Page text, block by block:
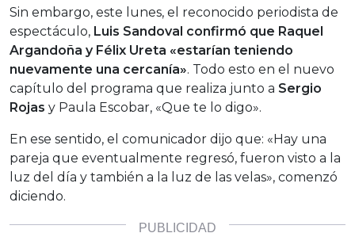
Sin embargo, este lunes, el reconocido periodista de
espectáculo, Luis Sandoval confirmó que Raquel
Argandoña y Félix Ureta «estarían teniendo
nuevamente una cercanía». Todo esto en el nuevo
capítulo del programa que realiza junto a Sergio
Rojas y Paula Escobar, «Que te lo digo».
En ese sentido, el comunicador dijo que: «Hay una
pareja que eventualmente regresó, fueron visto a la
luz del día y también a la luz de las velas», comenzó
diciendo.